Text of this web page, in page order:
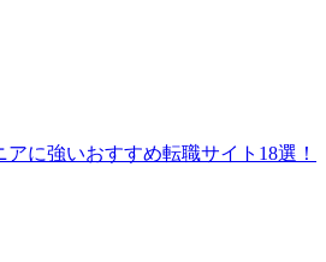
に強いおすすめ転職サイト18選！